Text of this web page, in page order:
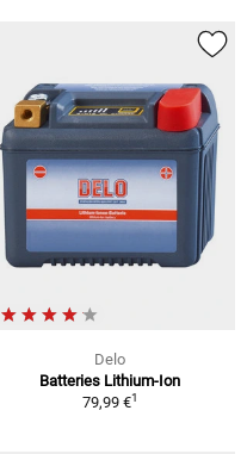
Delo
Batteries Lithium-Ion
79,99 €1